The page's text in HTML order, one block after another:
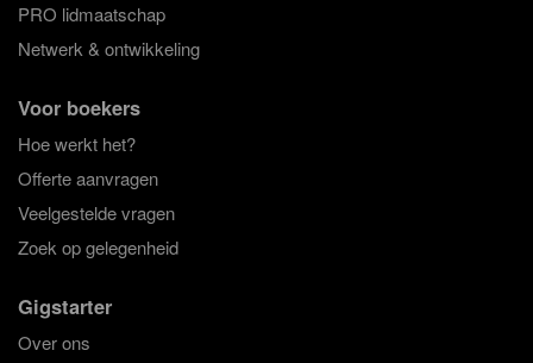
PRO lidmaatschap
Netwerk & ontwikkeling
Voor boekers
Hoe werkt het?
Offerte aanvragen
Veelgestelde vragen
Zoek op gelegenheid
Gigstarter
Over ons